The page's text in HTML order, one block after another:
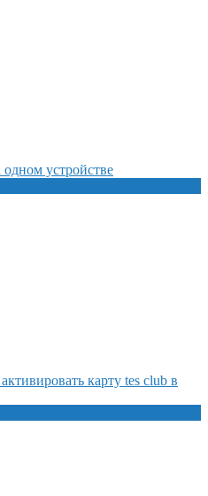
устройстве
карту tes club в